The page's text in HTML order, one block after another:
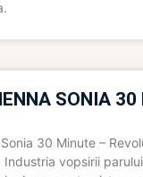
SONIA 30
30 Minute –
Industria vopsirii